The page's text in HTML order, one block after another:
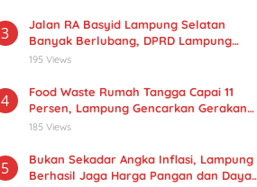
3
Jalan RA Basyid Lampung Selatan
Banyak Berlubang, DPRD Lampung
Dorong Masuk Prioritas APBD 2027
195 Views
4
Food Waste Rumah Tangga Capai 11
Persen, Lampung Gencarkan Gerakan
Selamatan Pangan
185 Views
5
Bukan Sekadar Angka Inflasi, Lampung
Berhasil Jaga Harga Pangan dan Daya